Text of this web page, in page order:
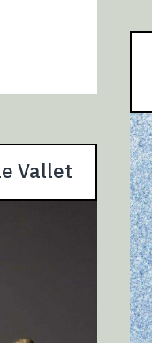
Vallet